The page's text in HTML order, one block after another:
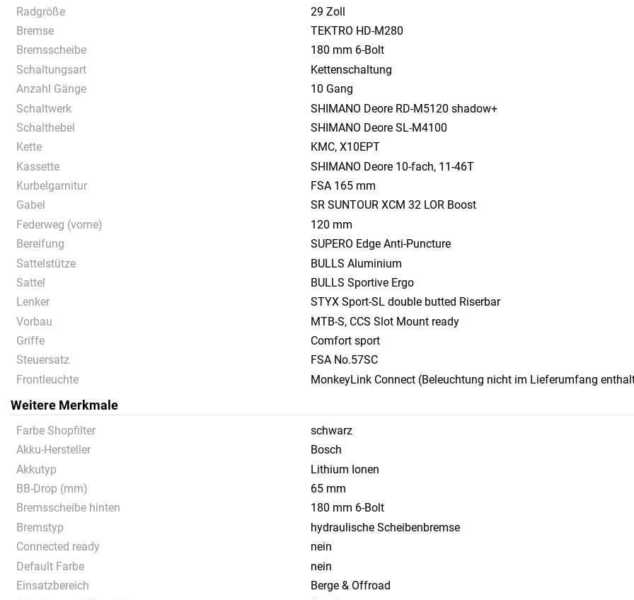
Radgröße
29 Zoll
Bremse
TEKTRO HD-M280
Bremsscheibe
180 mm 6-Bolt
Schaltungsart
Kettenschaltung
Anzahl Gänge
10 Gang
Schaltwerk
SHIMANO Deore RD-M5120 shadow+
Schalthebel
SHIMANO Deore SL-M4100
Kette
KMC, X10EPT
Kassette
SHIMANO Deore 10-fach, 11-46T
Kurbelgarnitur
FSA 165 mm
Gabel
SR SUNTOUR XCM 32 LOR Boost
Federweg (vorne)
120 mm
Bereifung
SUPERO Edge Anti-Puncture
Sattelstütze
BULLS Aluminium
Sattel
BULLS Sportive Ergo
Lenker
STYX Sport-SL double butted Riserbar
Vorbau
MTB-S, CCS Slot Mount ready
Griffe
Comfort sport
Steuersatz
FSA No.57SC
Frontleuchte
MonkeyLink Connect (Beleuchtung nicht im Lieferumfang
Weitere Merkmale
Farbe Shopfilter
schwarz
Akku-Hersteller
Bosch
Akkutyp
Lithium Ionen
BB-Drop (mm)
65 mm
Bremsscheibe hinten
180 mm 6-Bolt
Bremstyp
hydraulische Scheibenbremse
Connected ready
nein
Default Farbe
nein
Einsatzbereich
Berge & Offroad